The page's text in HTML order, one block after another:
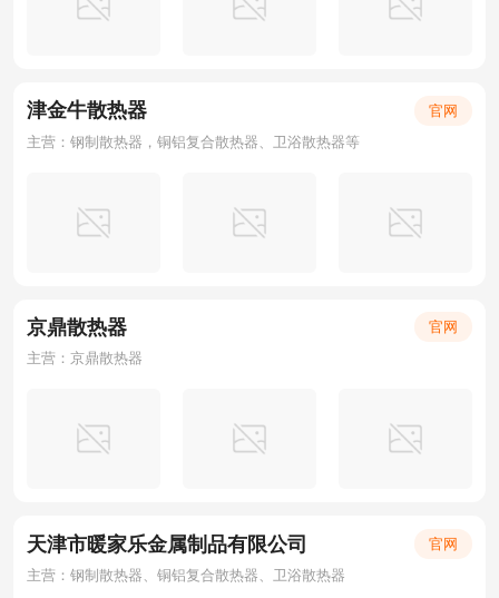
津金牛散热器
官网
主营：钢制散热器，铜铝复合散热器、卫浴散热器等
京鼎散热器
官网
主营：京鼎散热器
天津市暖家乐金属制品有限公司
官网
主营：钢制散热器、铜铝复合散热器、卫浴散热器